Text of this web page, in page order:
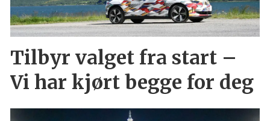
Tilbyr valget fra start –
Vi har kjørt begge for deg